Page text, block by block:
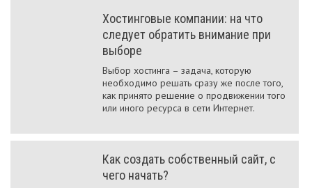
Хостинговые компании: на что
следует обратить внимание при
выборе
Выбор хостинга – задача, которую
необходимо решать сразу же после того,
как принято решение о продвижении того
или иного ресурса в сети Интернет.
Как создать собственный сайт, с
чего начать?